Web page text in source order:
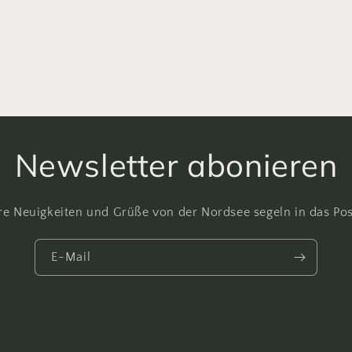
Newsletter abonieren
Neuigkeiten und Grüße von der Nordsee segeln in das
E-Mail